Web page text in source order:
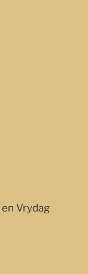
Vrydag